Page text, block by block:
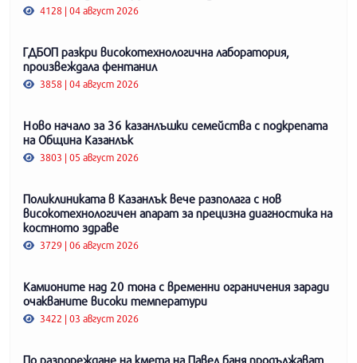
4128 | 04 август 2026
ГДБОП разкри високотехнологична лаборатория,
произвеждала фентанил
3858 | 04 август 2026
Ново начало за 36 казанлъшки семейства с подкрепата
на Община Казанлък
3803 | 05 август 2026
Поликлиниката в Казанлък вече разполага с нов
високотехнологичен апарат за прецизна диагностика на
костното здраве
3729 | 06 август 2026
Камионите над 20 тона с временни ограничения заради
очакваните високи температури
3422 | 03 август 2026
По разпореждане на кмета на Павел баня продължават